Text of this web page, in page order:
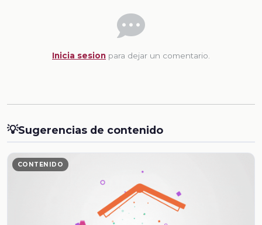
Inicia sesion para dejar un comentario.
💡Sugerencias de contenido
CONTENIDO